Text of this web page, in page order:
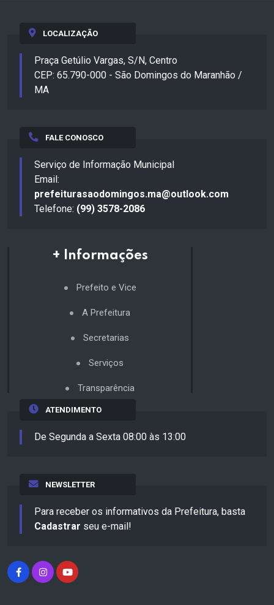
LOCALIZAÇÃO
Praça Getúlio Vargas, S/N, Centro
CEP: 65.790-000 - São Domingos do Maranhão /
MA
FALE CONOSCO
Serviço de Informação Municipal
Email:
prefeiturasaodomingos.ma@outlook.com
Telefone: (99) 3578-2086
+ Informações
Prefeito e Vice
A Prefeitura
Secretarias
Serviços
Transparência
ATENDIMENTO
De Segunda a Sexta 08:00 às 13:00
NEWSLETTER
Para receber os informativos da Prefeitura, basta
Cadastrar seu e-mail!